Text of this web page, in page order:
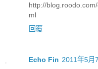
http://
ml
回覆
Echo Fin 2011年5月